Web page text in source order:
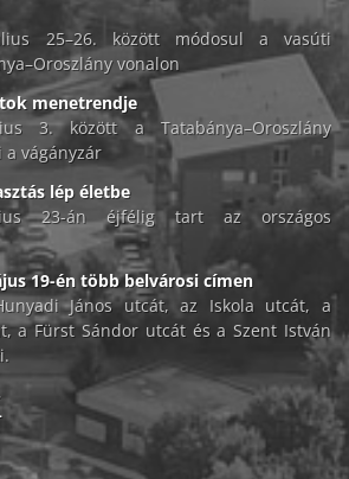
25–26. között módosul a vasúti
vonalon
menetrendje
3. között a Tatabánya–Oroszlány
vágányzár
lép életbe
23-án éjfélig tart az országos
19-én több belvárosi címen
János utcát, az Iskola utcát, a
a Fürst Sándor utcát és a Szent István